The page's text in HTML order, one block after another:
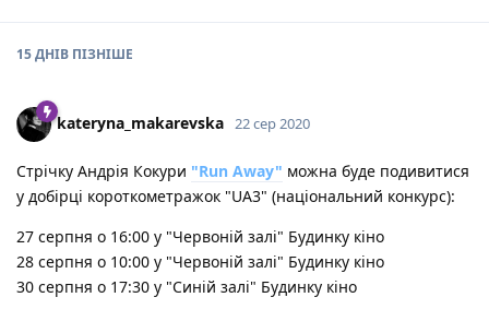
15 ДНІВ ПІЗНІШЕ
kateryna_makarevska 22 сер 2020
Стрічку Андрія Кокури "Run Away" можна буде подивитися
у добірці короткометражок "UA3" (національний конкурс):
27 серпня о 16:00 у "Червоній залі" Будинку кіно
28 серпня о 10:00 у "Червоній залі" Будинку кіно
30 серпня о 17:30 у "Синій залі" Будинку кіно